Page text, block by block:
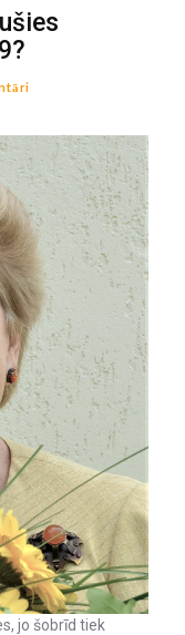
jo šobrīd tiek